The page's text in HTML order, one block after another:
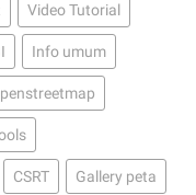
Video Tutorial
Info umum
CSRT Gallery peta